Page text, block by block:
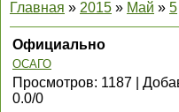
Главная » 2015 » Май » 5
Официально
ОСАГО
Просмотров: 1187
0.0/0